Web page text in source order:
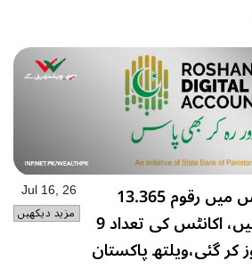
روشن ڈیجیٹل اکانٹس میں رقوم 13.365
ارب ڈالر تک پہنچ گئیں، اکانٹس کی تعداد 9
Jul 16, 26
مزید دیکھیں